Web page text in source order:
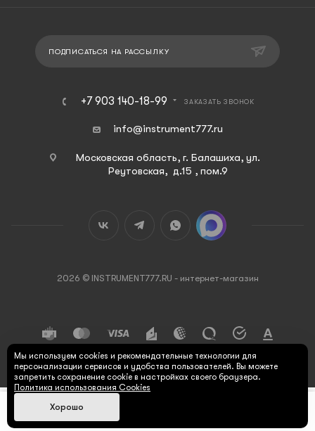
ПОДПИСАТЬСЯ НА РАССЫЛКУ
+7 903 140-18-99 ЗАКАЗАТЬ ЗВОНОК
info@instrument777.ru
Московская область, г. Балашиха, ул.
Реутовская, д.15 , пом.9
2026 © INSTRUMENT777.RU - интернет-магазин
Мы используем cookies и рекомендательные технологии для
персонализации сервисов и удобства пользователей. Вы можете
запретить сохранение cookie в настройках своего браузера.
Политика использования Cookies
Хорошо
Главная Каталог Корзина